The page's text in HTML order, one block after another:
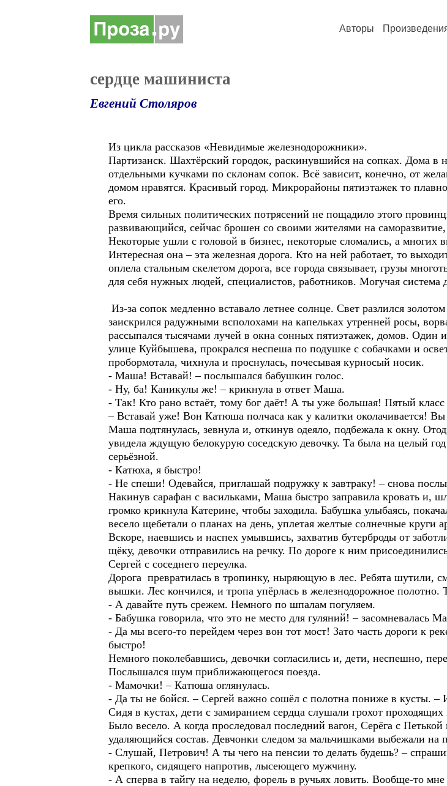
Авторы
сердце машиниста
Евгений Столяров
Из цикла рассказов «Невидимые железнодорожники».
Партизанск. Шахтёрский городок, раскинувшийся на сопках. Дома в
отдельными кучками по склонам сопок. Всё зависит, конечно, от
домом нравятся. Красивый город. Микрорайоны пятиэтажек то
его.
Время сильных политических потрясений не пощадило этого
развивающийся, сейчас брошен со своими жителями на
Некоторые ушли с головой в бизнес, некоторые сломались, а многих
Интересная она – эта железная дорога. Кто на ней работает, то
оплела стальным скелетом дорога, все города связывает, грузы
для себя нужных людей, специалистов, работников. Могучая
Из-за сопок медленно вставало летнее солнце. Свет разлился
заискрился радужными всполохами на капельках утренней росы,
рассыпался тысячами лучей в окна сонных пятиэтажек, домов. Один
улице Куйбышева, прокрался неспеша по подушке с собачками и
пробормотала, чихнула и проснулась, почесывая курносый носик.
- Маша! Вставай! – послышался бабушкин голос.
- Ну, ба! Каникулы же! – крикнула в ответ Маша.
- Так! Кто рано встаёт, тому бог даёт! А ты уже большая! Пятый
– Вставай уже! Вон Катюша полчаса как у калитки околачивается!
Маша подтянулась, зевнула и, откинув одеяло, подбежала к окну.
увидела ждущую белокурую соседскую девочку. Та была на целый
серьёзной.
- Катюха, я быстро!
- Не спеши! Одевайся, приглашай подружку к завтраку! – снова
Накинув сарафан с васильками, Маша быстро заправила кровать и,
громко крикнула Катерине, чтобы заходила. Бабушка улыбаясь,
весело щебетали о планах на день, уплетая желтые солнечные круги
Вскоре, наевшись и наспех умывшись, захватив бутерброды от
щёку, девочки отправились на речку. По дороге к ним
Сергей с соседнего переулка.
Дорога превратилась в тропинку, ныряющую в лес. Ребята шутили,
вышки. Лес кончился, и тропа упёрлась в железнодорожное полотно.
- А давайте путь срежем. Немного по шпалам погуляем.
- Бабушка говорила, что это не место для гуляний! – засомневалась
- Да мы всего-то перейдем через вон тот мост! Зато часть дороги к
быстро!
Немного поколебавшись, девочки согласились и, дети, неспешно,
Послышался шум приближающегося поезда.
- Мамочки! – Катюша оглянулась.
- Да ты не бойся. – Сергей важно сошёл с полотна пониже в кусты. –
Сидя в кустах, дети с замиранием сердца слушали грохот
Было весело. А когда проследовал последний вагон, Серёга с
удаляющийся состав. Девчонки следом за мальчишками выбежали на
- Слушай, Петрович! А ты чего на пенсии то делать будешь? –
крепкого, сидящего напротив, лысеющего мужчину.
- А сперва в тайгу на неделю, форель в ручьях ловить. Вообще-то